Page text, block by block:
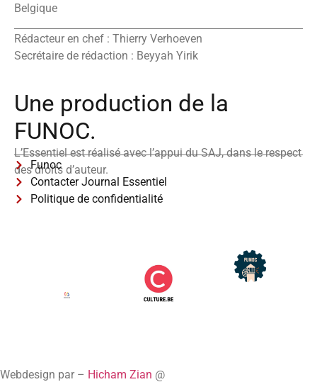
Belgique
Rédacteur en chef : Thierry Verhoeven
Secrétaire de rédaction : Beyyah Yirik
Une production de la
FUNOC.
L’Essentiel est réalisé avec l’appui du SAJ, dans le respect
des droits d’auteur.
Funoc
Contacter Journal Essentiel
Politique de confidentialité
Webdesign par – Hicham Zian @